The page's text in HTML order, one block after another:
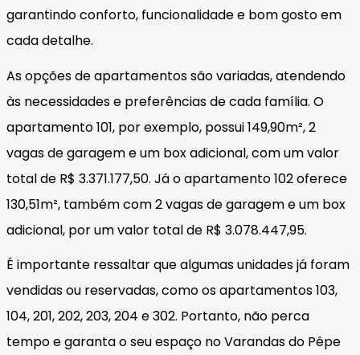
garantindo conforto, funcionalidade e bom gosto em
cada detalhe.
As opções de apartamentos são variadas, atendendo
às necessidades e preferências de cada família. O
apartamento 101, por exemplo, possui 149,90m², 2
vagas de garagem e um box adicional, com um valor
total de R$ 3.371.177,50. Já o apartamento 102 oferece
130,51m², também com 2 vagas de garagem e um box
adicional, por um valor total de R$ 3.078.447,95.
É importante ressaltar que algumas unidades já foram
vendidas ou reservadas, como os apartamentos 103,
104, 201, 202, 203, 204 e 302. Portanto, não perca
tempo e garanta o seu espaço no Varandas do Pêpe